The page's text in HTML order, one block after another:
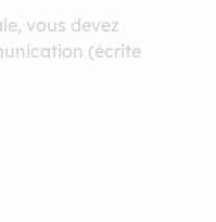
vous devez
(écrite